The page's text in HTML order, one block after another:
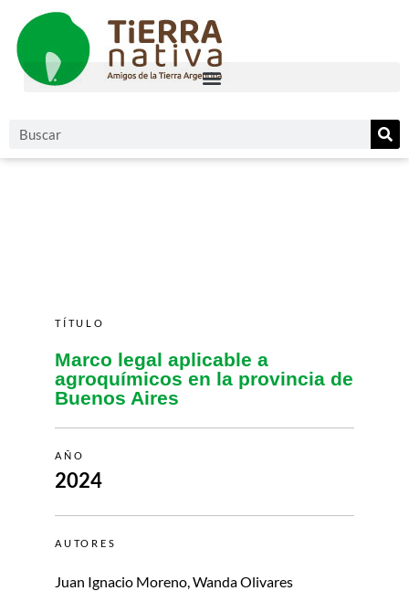
TÍTULO
Marco legal aplicable a
agroquímicos en la provincia de
Buenos Aires
AÑO
2024
AUTORES
Juan Ignacio Moreno, Wanda Olivares